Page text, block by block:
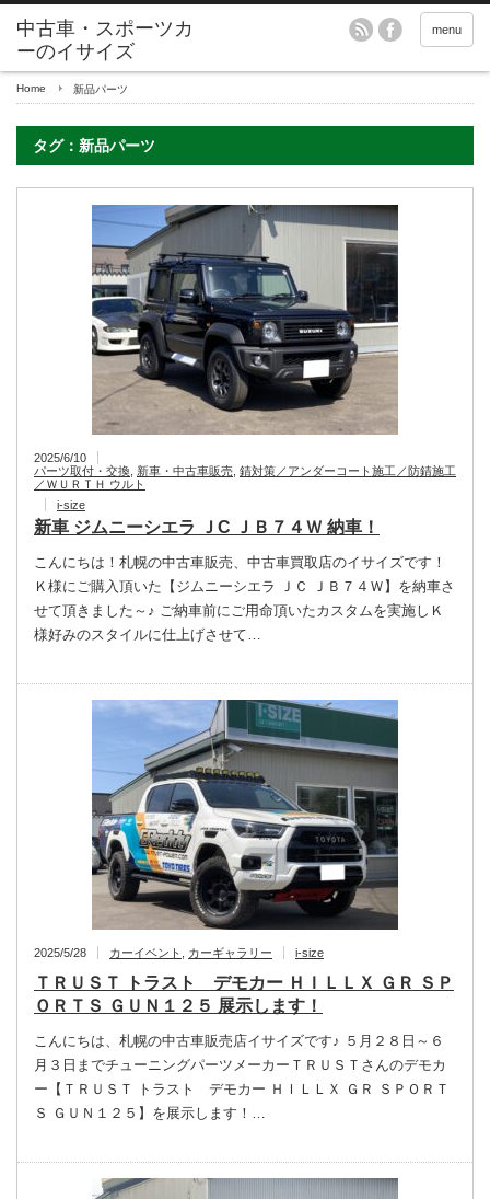
menu
Home 新品パーツ
タグ：新品パーツ
2025/6/10
パーツ取付・交換 新車・中古車販売 錆対策／アンダーコート施工／防錆施工
／ＷＵＲＴＨ ウルト
i-size
新車 ジムニーシエラ ＪC ＪＢ７４Ｗ 納車！
こんにちは！札幌の中古車販売、中古車買取店のイサイズです！
Ｋ様にご購入頂いた【ジムニーシエラ ＪＣ ＪＢ７４Ｗ】を納車さ
せて頂きました～♪ ご納車前にご用命頂いたカスタムを実施しＫ
様好みのスタイルに仕上げさせて…
2025/5/28 カーイベント カーギャラリー i-size
ＴＲＵＳＴ トラスト デモカー ＨＩＬＬＸ ＧＲ ＳＰ
ＯＲＴＳ ＧＵＮ１２５ 展示します！
こんにちは、札幌の中古車販売店イサイズです♪ ５月２８日～６
月３日までチューニングパーツメーカーＴＲＵＳＴさんのデモカ
ー【ＴＲＵＳＴ トラスト デモカー ＨＩＬＬＸ ＧＲ ＳＰＯＲＴ
Ｓ ＧＵＮ１２５】を展示します！…